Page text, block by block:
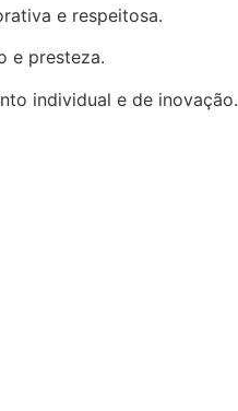
e respeitosa.
e presteza.
individual e de inovação.